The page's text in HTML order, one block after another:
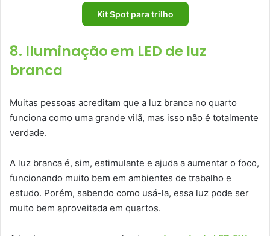
Kit Spot para trilho
8. Iluminação em LED de luz
branca
Muitas pessoas acreditam que a luz branca no quarto
funciona como uma grande vilã, mas isso não é totalmente
verdade.
A luz branca é, sim, estimulante e ajuda a aumentar o foco,
funcionando muito bem em ambientes de trabalho e
estudo. Porém, sabendo como usá-la, essa luz pode ser
muito bem aproveitada em quartos.